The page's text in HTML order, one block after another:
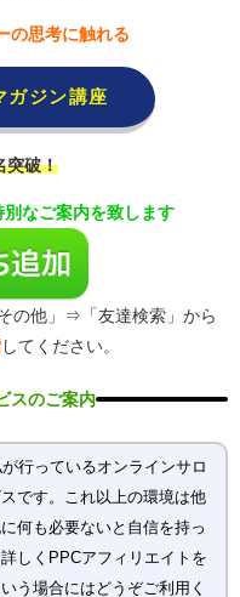
の思考に触れる
ガジン講座
突破！
なご案内を致します
の他」⇒「友達検索」から
してください。
スのご案内
行っているオンラインサロ
です。これ以上の環境は他
何も必要ないと自信を持っ
しくPPCアフィリエイトを
う場合にはどうぞご利用く